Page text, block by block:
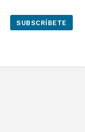
SUBSCRÍBETE